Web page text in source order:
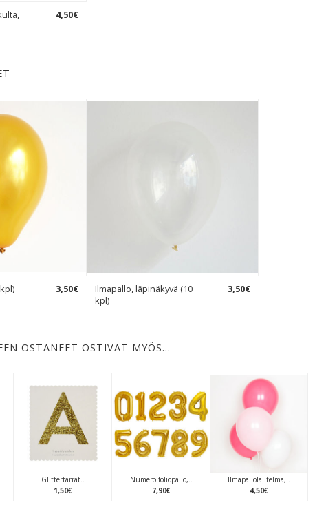
4,50€
3,50€
Ilmapallo, läpinäkyvä (10
kpl)
3,50€
OSTANEET OSTIVAT MYÖS…
Glittertarrat..
1,50€
Numero foliopallo,..
7,90€
Ilmapallolajitelma,..
4,50€